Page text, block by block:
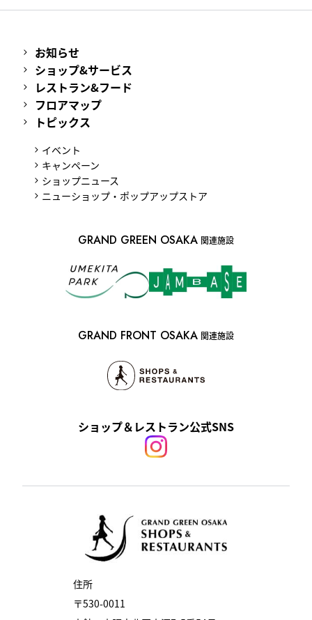
住所
〒530-0011
お知らせ
ショップ&サービス
レストラン&フード
フロアマップ
トピックス
イベント
キャンペーン
ショップニュース
ニューショップ・ポップアップストア
ショップ＆レストラン公式SNS
GRAND GREEN OSAKA 関連施設
GRAND FRONT OSAKA 関連施設